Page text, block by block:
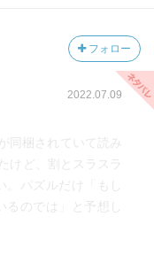
フォロー
2022.07.09
同梱されていて読み
けど、割とスラスラ
。パズルだけ「もし
のでは」と予想し